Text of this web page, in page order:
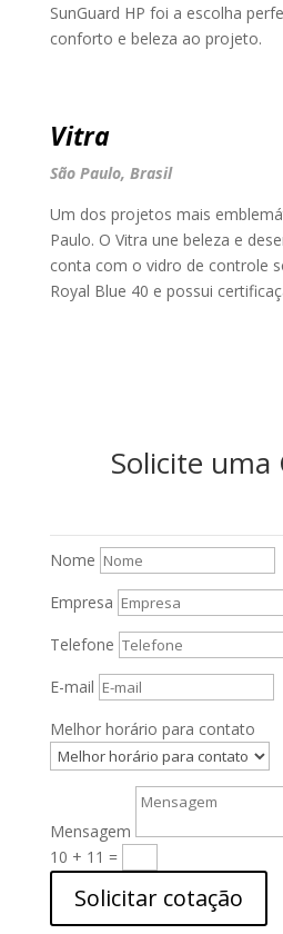
SunGuard HP foi a escolha
conforto e beleza ao projeto.
Vitra
São Paulo, Brasil
Um dos projetos mais
Paulo. O Vitra une beleza e
conta com o vidro de controle
Royal Blue 40 e possui
Solicite uma
Nome
Empresa
Telefone
E-mail
Melhor horário para contato
Mensagem
10 + 11 =
Solicitar cotação